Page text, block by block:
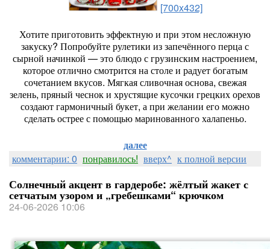
[700x432]
Хотитеприготовитьэффектнуюи при этомнесложную
закуску? Попробуйтерулетики иззапечённогоперцас
сырной начинкой — этоблюдосгрузинскимнастроением,
котороеотличносмотритсянастолеи радуетбогатым
сочетаниемвкусов. Мягкаясливочнаяоснова, свежая
зелень, пряный чесноки хрустящиекусочки грецкихорехов
создаютгармоничный букет, апри желании егоможно
сделатьострееспомощьюмаринованногохалапеньо.
далее
комментарии: 0 понравилось! вверх^ к полной версии
Солнечный акцент в гардеробе: жёлтый жакет с
сетчатым узором и „гребешками“ крючком
24-06-2026 10:06